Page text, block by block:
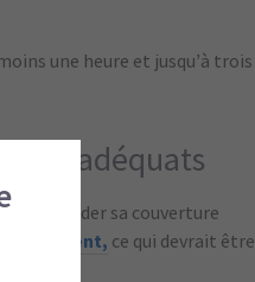
une heure et jusqu’à trois
adéquats
de regarder sa couverture
d’accident, ce qui devrait être